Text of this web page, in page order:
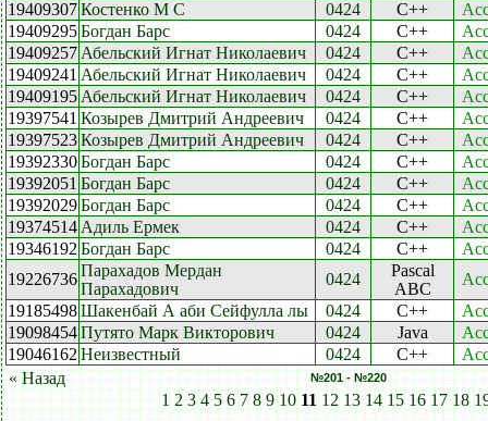
19409307Костенко М С 0424 C++
19409295Богдан Барс 0424 C++
19409257 Абельский Игнат Николаевич 0424 C++
19409241 Абельский Игнат Николаевич 0424 C++
19409195 Абельский Игнат Николаевич 0424 C++
19397541 Козырев Дмитрий Андреевич 0424 C++
19397523Козырев Дмитрий Андреевич 0424 C++
19392330Богдан Барс 0424 C++
19392051 Богдан Барс 0424 C++
19392029Богдан Барс 0424 C++
19374514 Адиль Ермек 0424 C++
19346192 Богдан Барс 0424 C++
19226736Парахадов Мердан
Парахадович
0424
Pascal
ABC
19185498Шакенбай А аби Сейфулла лы 0424 C++
19098454Путято Марк Викторович 0424 Java
19046162 Неизвестный 0424 C++
« Назад
№201 - №220
1 2 3 4 5 6 7 8 9 10 11 12 13 14 15 16 17 18